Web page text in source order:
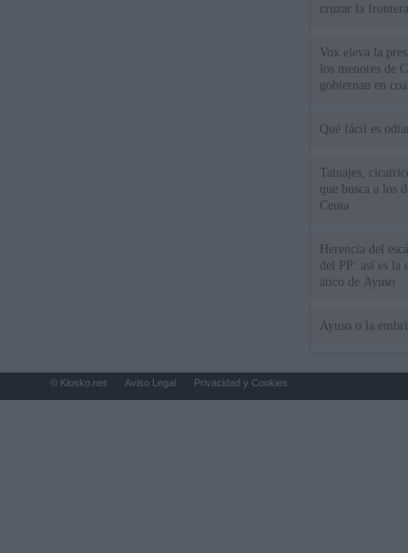
cruzar la
Vox eleva la
los menores de
gobiernan en
Qué fácil es
Tatuajes,
que busca a los
Ceuta
Herencia del
del PP: así es la
ático de Ayuso
Ayuso o la
© Kiosko.net Aviso Legal Privacidad y Cookies